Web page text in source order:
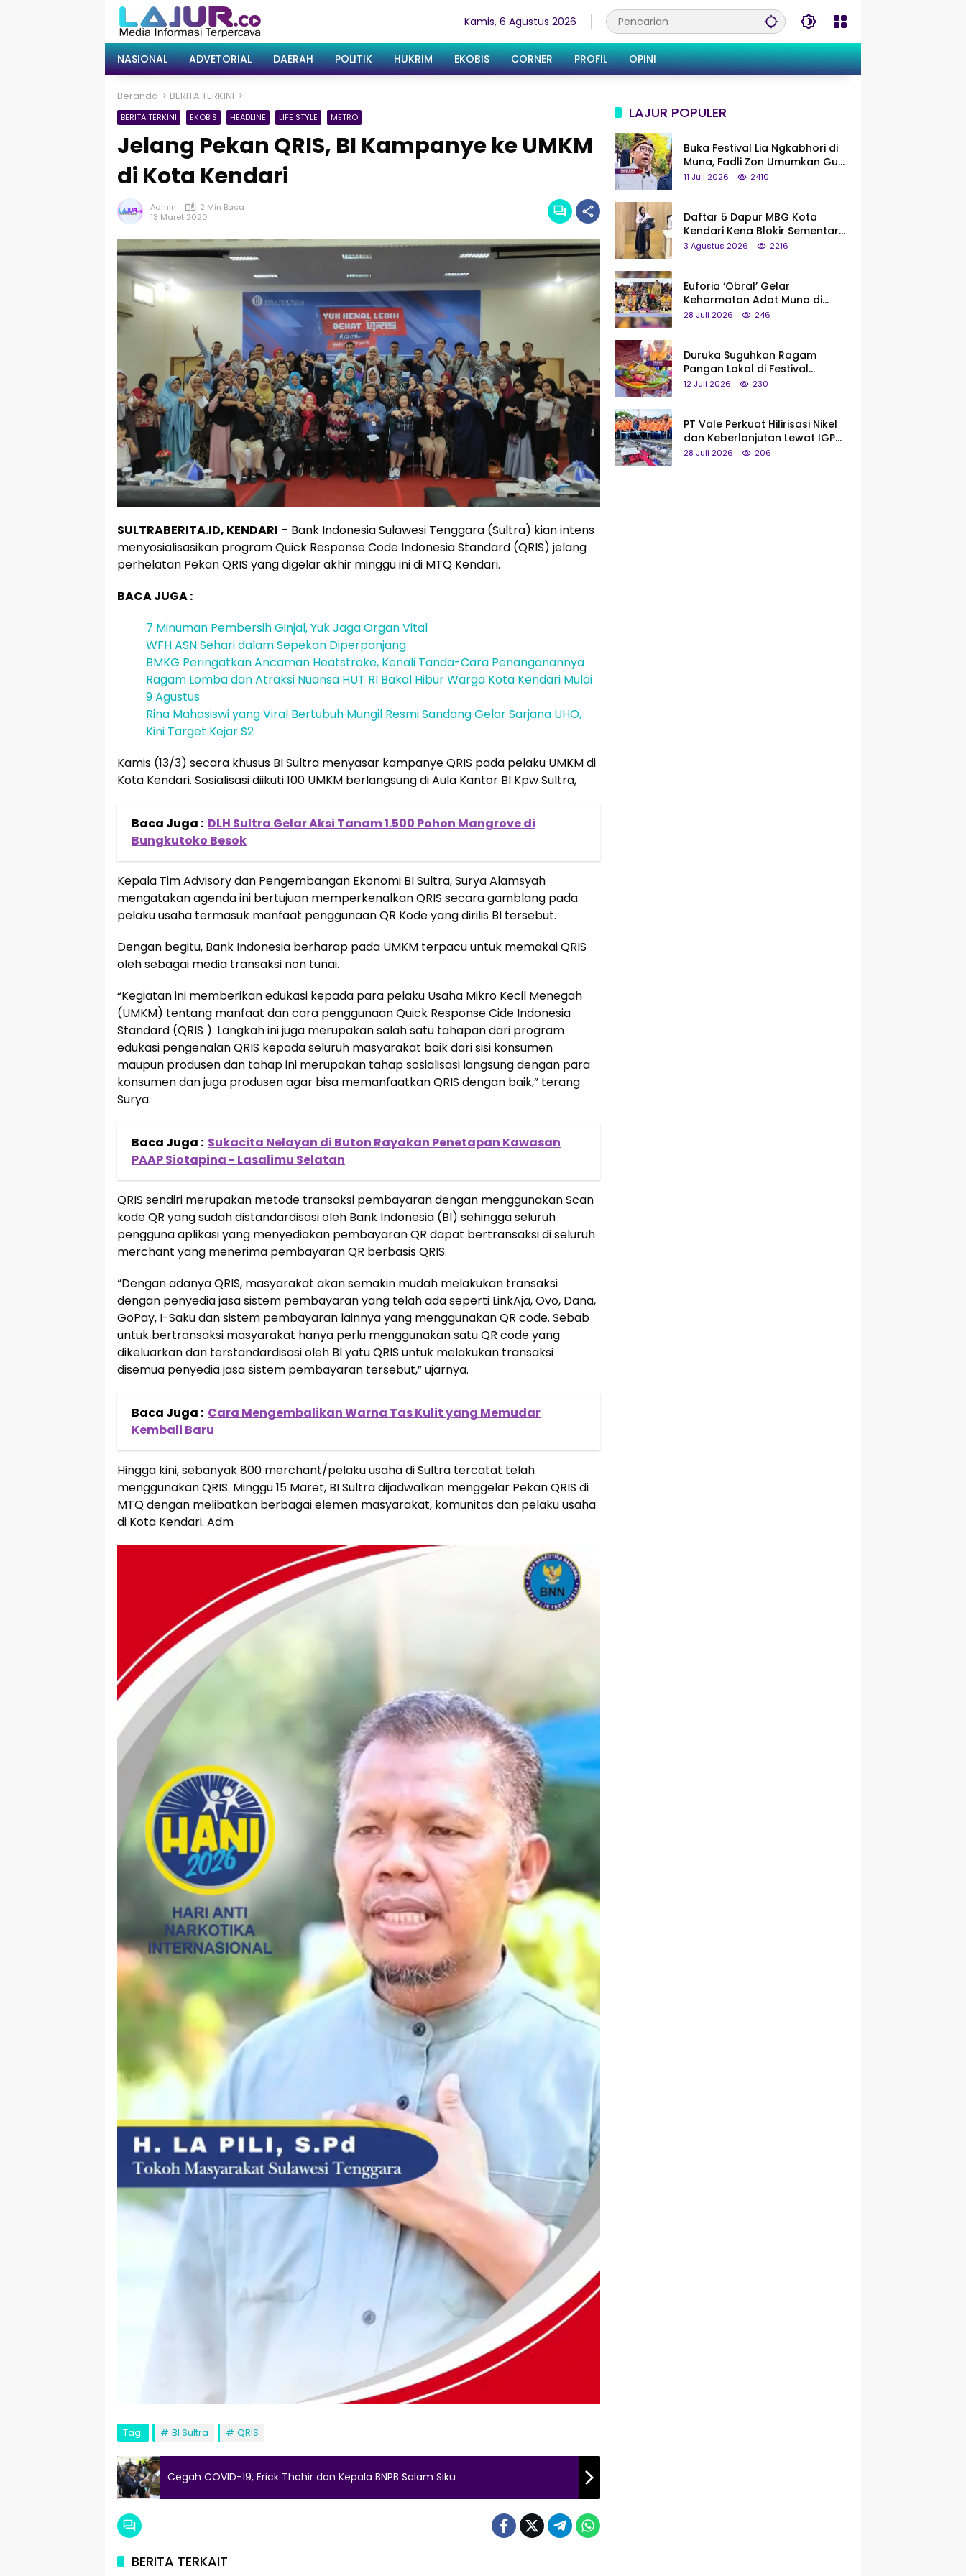
Kamis, 6 Agustus 2026
NASIONAL ADVETORIAL DAERAH POLITIK HUKRIM EKOBIS CORNER PROFIL OPINI
Beranda BERITA TERKINI
BERITA TERKINI EKOBIS HEADLINE LIFE STYLE METRO
Jelang Pekan QRIS, BI Kampanye ke UMKM
di Kota Kendari
Admin
2 Min Baca
13 Maret 2020
SULTRABERITA.ID, KENDARI – Bank Indonesia Sulawesi Tenggara (Sultra) kian intens
menyosialisasikan program Quick Response Code Indonesia Standard (QRIS) jelang
perhelatan Pekan QRIS yang digelar akhir minggu ini di MTQ Kendari.
BACA JUGA :
7 Minuman Pembersih Ginjal, Yuk Jaga Organ Vital
WFH ASN Sehari dalam Sepekan Diperpanjang
BMKG Peringatkan Ancaman Heatstroke, Kenali Tanda-Cara Penanganannya
Ragam Lomba dan Atraksi Nuansa HUT RI Bakal Hibur Warga Kota Kendari Mulai
9 Agustus
Rina Mahasiswi yang Viral Bertubuh Mungil Resmi Sandang Gelar Sarjana UHO,
Kini Target Kejar S2
Kamis (13/3) secara khusus BI Sultra menyasar kampanye QRIS pada pelaku UMKM di
Kota Kendari. Sosialisasi diikuti 100 UMKM berlangsung di Aula Kantor BI Kpw Sultra,
Baca Juga : DLH Sultra Gelar Aksi Tanam 1.500 Pohon Mangrove di
Bungkutoko Besok
Kepala Tim Advisory dan Pengembangan Ekonomi BI Sultra, Surya Alamsyah
mengatakan agenda ini bertujuan memperkenalkan QRIS secara gamblang pada
pelaku usaha termasuk manfaat penggunaan QR Kode yang dirilis BI tersebut.
Dengan begitu, Bank Indonesia berharap pada UMKM terpacu untuk memakai QRIS
oleh sebagai media transaksi non tunai.
“Kegiatan ini memberikan edukasi kepada para pelaku Usaha Mikro Kecil Menegah
(UMKM) tentang manfaat dan cara penggunaan Quick Response Cide Indonesia
Standard (QRIS ). Langkah ini juga merupakan salah satu tahapan dari program
edukasi pengenalan QRIS kepada seluruh masyarakat baik dari sisi konsumen
maupun produsen dan tahap ini merupakan tahap sosialisasi langsung dengan para
konsumen dan juga produsen agar bisa memanfaatkan QRIS dengan baik,” terang
Surya.
Baca Juga : Sukacita Nelayan di Buton Rayakan Penetapan Kawasan
PAAP Siotapina - Lasalimu Selatan
QRIS sendiri merupakan metode transaksi pembayaran dengan menggunakan Scan
kode QR yang sudah distandardisasi oleh Bank Indonesia (BI) sehingga seluruh
pengguna aplikasi yang menyediakan pembayaran QR dapat bertransaksi di seluruh
merchant yang menerima pembayaran QR berbasis QRIS.
“Dengan adanya QRIS, masyarakat akan semakin mudah melakukan transaksi
dengan penyedia jasa sistem pembayaran yang telah ada seperti LinkAja, Ovo, Dana,
GoPay, I-Saku dan sistem pembayaran lainnya yang menggunakan QR code. Sebab
untuk bertransaksi masyarakat hanya perlu menggunakan satu QR code yang
dikeluarkan dan terstandardisasi oleh BI yatu QRIS untuk melakukan transaksi
disemua penyedia jasa sistem pembayaran tersebut,” ujarnya.
Baca Juga : Cara Mengembalikan Warna Tas Kulit yang Memudar
Kembali Baru
Hingga kini, sebanyak 800 merchant/pelaku usaha di Sultra tercatat telah
menggunakan QRIS. Minggu 15 Maret, BI Sultra dijadwalkan menggelar Pekan QRIS di
MTQ dengan melibatkan berbagai elemen masyarakat, komunitas dan pelaku usaha
di Kota Kendari. Adm
Tag: BI Sultra QRIS
Cegah COVID-19, Erick Thohir dan Kepala BNPB Salam Siku
BERITA TERKAIT
LAJUR POPULER
Buka Festival Lia Ngkabhori di
Muna, Fadli Zon Umumkan Gua
Metanduno Segera Naik Status
11 Juli 2026 2410
Daftar 5 Dapur MBG Kota
Kendari Kena Blokir Sementara
dari Pusat
3 Agustus 2026 2216
Euforia ‘Obral’ Gelar
Kehormatan Adat Muna di
Silaturahmi KKMM, Ridwan Bae:
28 Juli 2026 246
Duruka Suguhkan Ragam
Pangan Lokal di Festival
Liangkobhori, Dari Umbi Rebus
12 Juli 2026 230
PT Vale Perkuat Hilirisasi Nikel
dan Keberlanjutan Lewat IGP
Morowali
28 Juli 2026 206